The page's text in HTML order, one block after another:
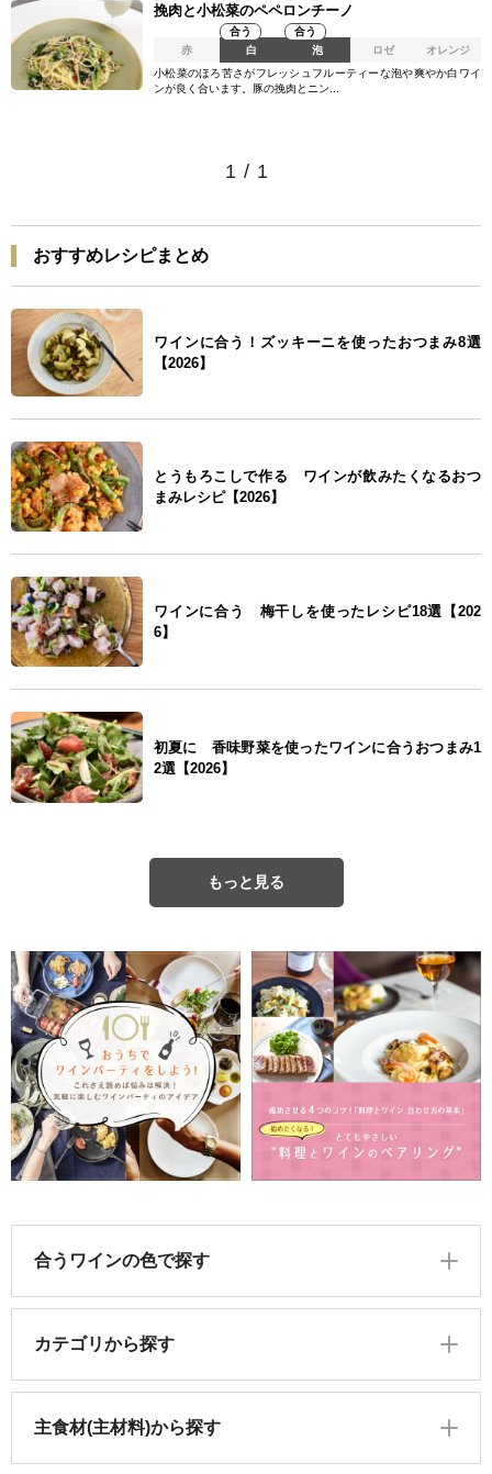
挽肉と小松菜のペペロンチーノ
赤
合う
白
合う
泡
ロゼ
オレンジ
小松菜のほろ苦さがフレッシュフルーティーな泡や爽やか白ワイ
ンが良く合います。豚の挽肉とニン...
1 / 1
おすすめレシピまとめ
ワインに合う！ズッキーニを使ったおつまみ8選
【2026】
とうもろこしで作る ワインが飲みたくなるおつ
まみレシピ【2026】
ワインに合う 梅干しを使ったレシピ18選【202
6】
初夏に 香味野菜を使ったワインに合うおつまみ1
2選【2026】
もっと見る
合うワインの色で探す
カテゴリから探す
主食材(主材料)から探す